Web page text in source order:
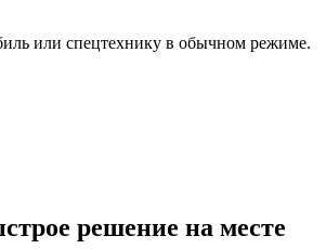
или спецтехнику в обычном режиме.
решение на месте